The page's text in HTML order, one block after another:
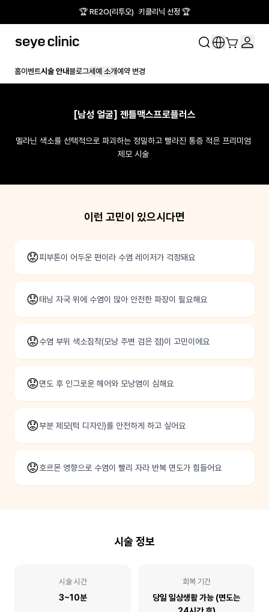
🏆 RE2O(리투오) 키클리닉 선정 🏆
홈이벤트시술 안내블로그세예 소개 예약 변경
[남성 얼굴] 젠틀맥스프로플러스
멜라닌 색소를 선택적으로 파괴하는 정밀하고 빨라진 통증 적은 프리미엄
제모 시술
이런 고민이 있으시다면
😟피부톤이 어두운 편이라 수염 레이저가 걱정돼요
😟태닝 자국 위에 수염이 많아 안전한 파장이 필요해요
😟수염 부위 색소침착(모낭 주변 검은 점)이 고민이에요
😟면도 후 인그로운 헤어와 모낭염이 심해요
😟부분 제모(턱 디자인)를 안전하게 하고 싶어요
😟호르몬 영향으로 수염이 빨리 자라 반복 면도가 힘들어요
시술 정보
시술 시간
3~10분
회복 기간
당일 일상생활 가능 (면도는